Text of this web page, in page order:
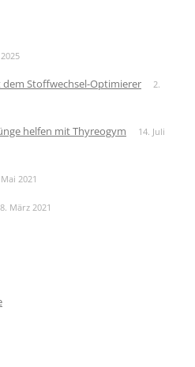
Stoffwechsel-Optimierer
2.
helfen mit Thyreogym
14. Juli
2021
8. März 2021